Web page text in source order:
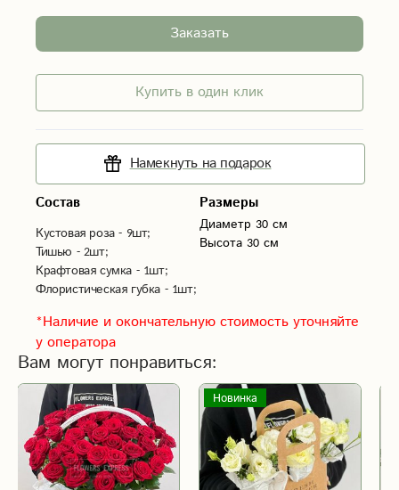
Заказать
Купить в один клик
Намекнуть на подарок
Состав
Кустовая роза - 9шт;
Тишью - 2шт;
Крафтовая сумка - 1шт;
Флористическая губка - 1шт;
Размеры
Диаметр 30 см
Высота 30 см
*Наличие и окончательную стоимость уточняйте
у оператора
Вам могут понравиться:
Новинка